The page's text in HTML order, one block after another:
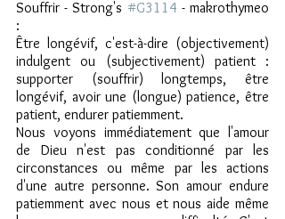
Souffrir - Strong's #G3114 - makrothymeo
:
Être longévif, c'est-à-dire (objectivement)
indulgent ou (subjectivement) patient :
supporter (souffrir) longtemps, être
longévif, avoir une (longue) patience, être
patient, endurer patiemment.
Nous voyons immédiatement que l'amour
de Dieu n'est pas conditionné par les
circonstances ou même par les actions
d'une autre personne. Son amour endure
patiemment avec nous et nous aide même